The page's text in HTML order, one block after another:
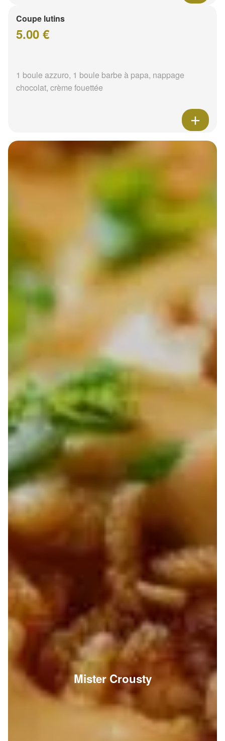
Coupe lutins
5.00 €
1 boule azzuro, 1 boule barbe à papa, nappage
chocolat, crème fouettée
Mister Crousty